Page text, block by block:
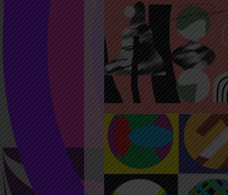
25 Fév 2022 30 Juin 2022
Déjà demain – fresque de
Goddog
25 Juin 2022 14:00 17:45
atelier tout public
MULTIBALLE avec
Grégoire Romanet